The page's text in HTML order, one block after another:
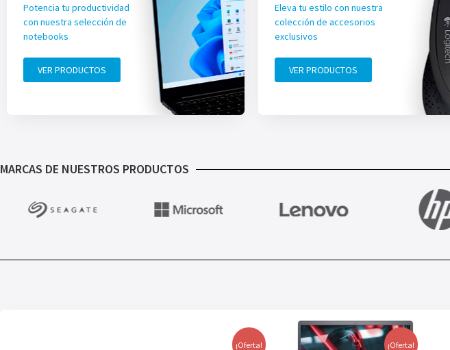
Potencia tu productividad
con nuestra selección de
notebooks
VER PRODUCTOS
Eleva tu estilo con nuestra
colección de accesorios
exclusivos
VER PRODUCTOS
MARCAS DE NUESTROS PRODUCTOS
¡Oferta! ¡Oferta!